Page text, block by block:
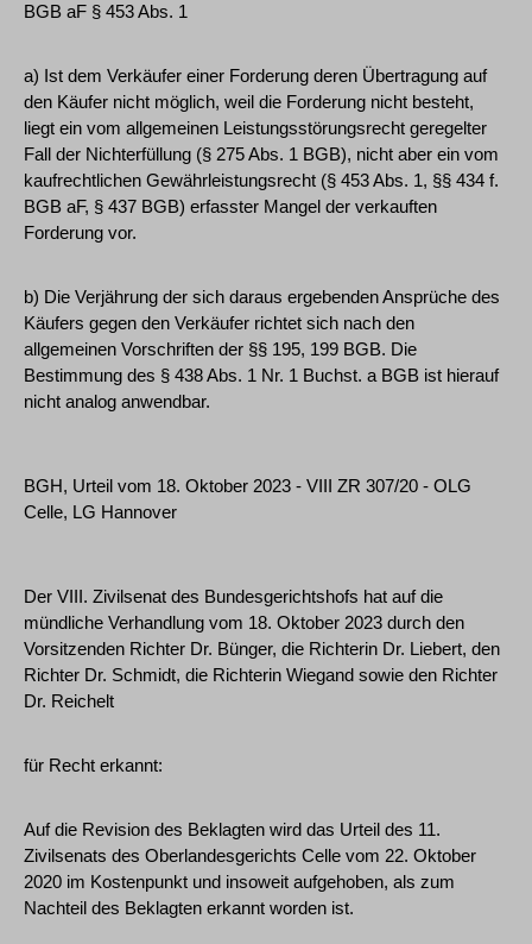
BGB aF § 453 Abs. 1
a) Ist dem Verkäufer einer Forderung deren Übertragung auf
den Käufer nicht möglich, weil die Forderung nicht besteht,
liegt ein vom allgemeinen Leistungsstörungsrecht geregelter
Fall der Nichterfüllung (§ 275 Abs. 1 BGB), nicht aber ein vom
kaufrechtlichen Gewährleistungsrecht (§ 453 Abs. 1, §§ 434 f.
BGB aF, § 437 BGB) erfasster Mangel der verkauften
Forderung vor.
b) Die Verjährung der sich daraus ergebenden Ansprüche des
Käufers gegen den Verkäufer richtet sich nach den
allgemeinen Vorschriften der §§ 195, 199 BGB. Die
Bestimmung des § 438 Abs. 1 Nr. 1 Buchst. a BGB ist hierauf
nicht analog anwendbar.
BGH, Urteil vom 18. Oktober 2023 - VIII ZR 307/20 - OLG
Celle, LG Hannover
Der VIII. Zivilsenat des Bundesgerichtshofs hat auf die
mündliche Verhandlung vom 18. Oktober 2023 durch den
Vorsitzenden Richter Dr. Bünger, die Richterin Dr. Liebert, den
Richter Dr. Schmidt, die Richterin Wiegand sowie den Richter
Dr. Reichelt
für Recht erkannt:
Auf die Revision des Beklagten wird das Urteil des 11.
Zivilsenats des Oberlandesgerichts Celle vom 22. Oktober
2020 im Kostenpunkt und insoweit aufgehoben, als zum
Nachteil des Beklagten erkannt worden ist.